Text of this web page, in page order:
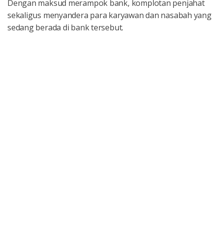
Dengan maksud merampok bank, komplotan penjahat
sekaligus menyandera para karyawan dan nasabah yang
sedang berada di bank tersebut.